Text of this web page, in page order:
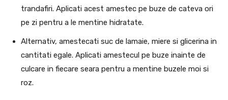
trandafiri. Aplicati acest amestec pe buze de cateva ori
pe zi pentru a le mentine hidratate.
Alternativ, amestecati suc de lamaie, miere si glicerina in
cantitati egale. Aplicati amestecul pe buze inainte de
culcare in fiecare seara pentru a mentine buzele moi si
roz.